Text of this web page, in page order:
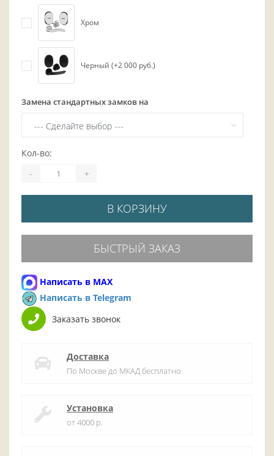
Хром
Черный (+2 000 руб.)
Замена стандартных замков на
Кол-во:
- +
В КОРЗИНУ
БЫСТРЫЙ ЗАКАЗ
Написать в MAX
Написать в Telegram
Заказать звонок
Доставка
По Москве до МКАД бесплатно
Установка
от 4000 р.